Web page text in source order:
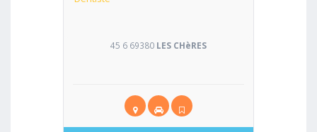
45 6 69380 LES CHèRES